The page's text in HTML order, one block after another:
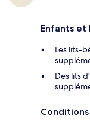
Enfants et
Les lits-
Des lits
Conditions